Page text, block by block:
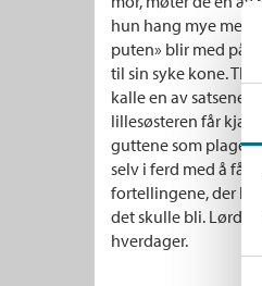
hun hang mye med
puten» blir med på
til sin syke kone.
kalle en av satsene
lillesøsteren får
guttene som plaget
selv i ferd med å få
fortellingene, der
det skulle bli.
hverdager.